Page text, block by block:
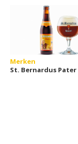
Merken
St. Bernardus Pater